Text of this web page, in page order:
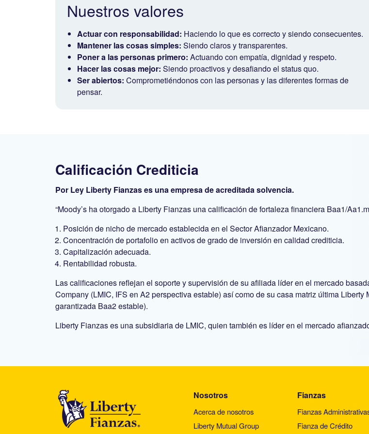
Nuestros valores
Actuar con responsabilidad: Haciendo lo que es correcto y siendo consecuentes.
Mantener las cosas simples: Siendo claros y transparentes.
Poner a las personas primero: Actuando con empatía, dignidad y respeto.
Hacer las cosas mejor: Siendo proactivos y desafiando el status quo.
Ser abiertos: Comprometiéndonos con las personas y las diferentes formas de
pensar.
Calificación Crediticia
Por Ley Liberty Fianzas es una empresa de acreditada solvencia.
“Moody’s ha otorgado a Liberty Fianzas una calificación de fortaleza financiera Baa1/
Posición de nicho de mercado establecida en el Sector Afianzador Mexicano.
Concentración de portafolio en activos de grado de inversión en calidad crediticia.
Capitalización adecuada.
Rentabilidad robusta.
Las calificaciones reflejan el soporte y supervisión de su afiliada líder en el mercado
Company (LMIC, IFS en A2 perspectiva estable) así como de su casa matriz última Liberty
garantizada Baa2 estable).
Liberty Fianzas es una subsidiaria de LMIC, quien también es líder en el mercado
Nosotros
Acerca de nosotros
Liberty Mutual Group
Fianzas
Fianzas
Fianza de Crédito